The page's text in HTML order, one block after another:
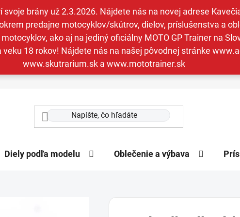
brány už 2.3.2026. Nájdete nás na novej adrese
predajne motocyklov/skútrov, dielov, príslušenstva a
ako aj na jediný oficiálny MOTO GP Trainer na
18 rokov! Nájdete nás na našej pôvodnej stránke
www.skutrarium.sk a www.mototrainer.sk
Diely podľa modelu Oblečenie a výbava